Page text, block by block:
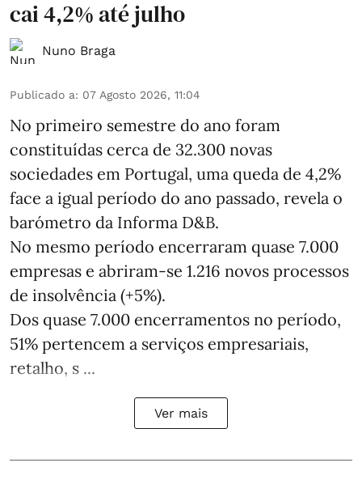
cai 4,2% até julho
Nuno Braga
Publicado a: 07 Agosto 2026, 11:04
No primeiro semestre do ano foram
constituídas cerca de 32.300 novas
sociedades em Portugal, uma queda de 4,2%
face a igual período do ano passado, revela o
barómetro da Informa D&B.
No mesmo período encerraram quase 7.000
empresas e abriram‑se 1.216 novos processos
de insolvência (+5%).
Dos quase 7.000 encerramentos no período,
51% pertencem a serviços empresariais,
retalho, s ...
Ver mais